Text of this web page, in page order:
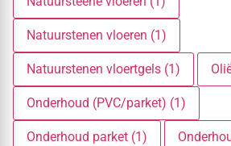
Natuurstenen vloeren (1)
Natuurstenen vloertgels (1)
Onderhoud (PVC/parket) (1)
Onderhoud parket (1)